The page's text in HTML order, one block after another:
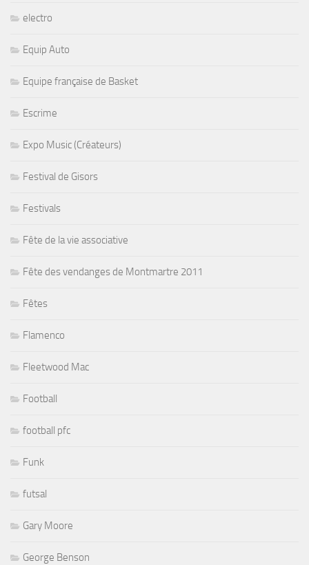
electro
Equip Auto
Equipe française de Basket
Escrime
Expo Music (Créateurs)
Festival de Gisors
Festivals
Fête de la vie associative
Fête des vendanges de Montmartre 2011
Fêtes
Flamenco
Fleetwood Mac
Football
football pfc
Funk
futsal
Gary Moore
George Benson